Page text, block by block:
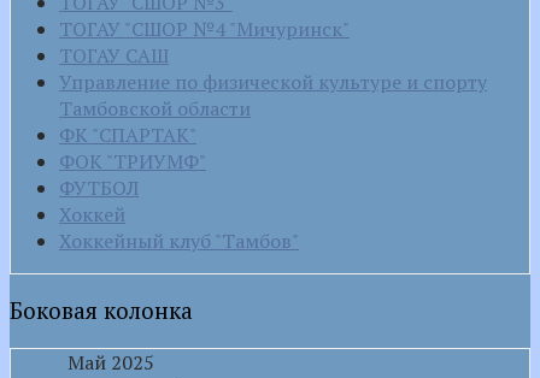
ТОГАУ "СШОР №4 "Мичуринск"
ТОГАУ САШ
Управление по физической культуре и спорту
Тамбовской области
ФК "СПАРТАК"
ФОК "ТРИУМФ"
ФУТБОЛ
Хоккей
Хоккейный клуб "Тамбов"
Боковая колонка
Май 2025